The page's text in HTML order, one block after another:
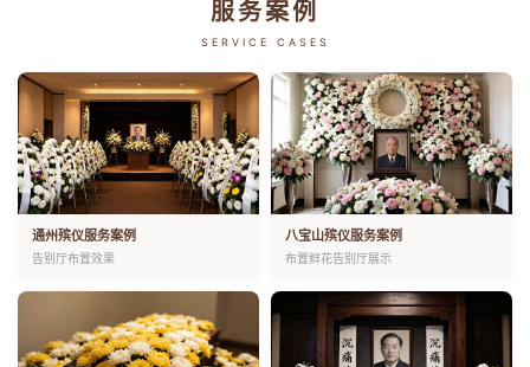
服务案例
SERVICE CASES
通州殡仪服务案例
告别厅布置效果
八宝山殡仪服务案例
布置鲜花告别厅展示